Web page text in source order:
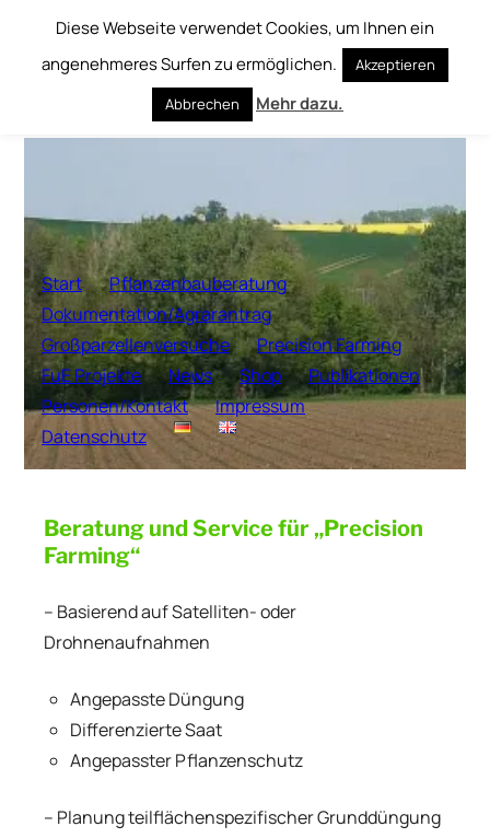
Zum
Inhalt
Start
Pflanzenbauberatung
Dokumentation/Agrarantrag
Großparzellenversuche
Precision Farming
FuE Projekte
News Shop
Publikationen
Personen/Kontakt
Impressum
Datenschutz
Beratung und Service für „Precision
Farming“
– Basierend auf Satelliten- oder
Drohnenaufnahmen
Angepasste Düngung
Differenzierte Saat
Angepasster Pflanzenschutz
– Planung teilflächenspezifischer Grunddüngung
Diese Webseite verwendet Cookies, um Ihnen ein
angenehmeres Surfen zu ermöglichen.
Akzeptieren
Abbrechen
Mehr dazu.